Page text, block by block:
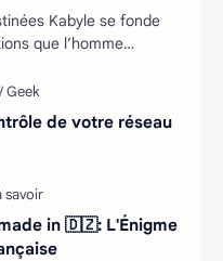
Kabyle se fonde
que l’homme
de votre réseau
in 🇩🇿: L'Énigme